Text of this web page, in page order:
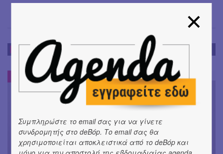
ΣΥΝΕΝΤΕΥΞΕΙΣ
ΣΥΝΕΝΤΕΥΞΕΙΣ
Συμπληρώστε το email σας για να γίνετε
συνδρομητής στο deBόp. Το email σας θα
χρησιμοποιείται αποκλειστικά από το deBόp και